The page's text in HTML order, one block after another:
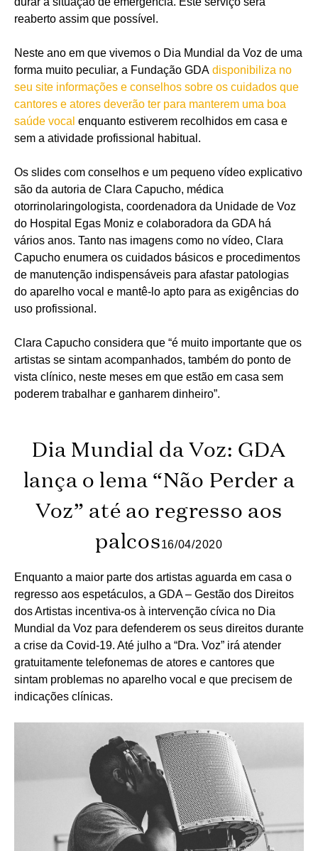
reaberto assim que possível.
Neste ano em que vivemos o Dia Mundial da Voz de uma
forma muito peculiar, a Fundação GDA disponibiliza no
seu site informações e conselhos sobre os cuidados que
cantores e atores deverão ter para manterem uma boa
saúde vocal enquanto estiverem recolhidos em casa e
sem a atividade profissional habitual.
Os slides com conselhos e um pequeno vídeo explicativo
são da autoria de Clara Capucho, médica
otorrinolaringologista, coordenadora da Unidade de Voz
do Hospital Egas Moniz e colaboradora da GDA há
vários anos. Tanto nas imagens como no vídeo, Clara
Capucho enumera os cuidados básicos e procedimentos
de manutenção indispensáveis para afastar patologias
do aparelho vocal e mantê-lo apto para as exigências do
uso profissional.
Clara Capucho considera que “é muito importante que os
artistas se sintam acompanhados, também do ponto de
vista clínico, neste meses em que estão em casa sem
poderem trabalhar e ganharem dinheiro”.
Dia Mundial da Voz: GDA
lança o lema “Não Perder a
Voz” até ao regresso aos
palcos16/04/2020
Enquanto a maior parte dos artistas aguarda em casa o
regresso aos espetáculos, a GDA – Gestão dos Direitos
dos Artistas incentiva-os à intervenção cívica no Dia
Mundial da Voz para defenderem os seus direitos durante
a crise da Covid-19. Até julho a “Dra. Voz” irá atender
gratuitamente telefonemas de atores e cantores que
sintam problemas no aparelho vocal e que precisem de
indicações clínicas.